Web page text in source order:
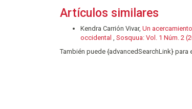
Artículos similares
Kendra Carrión Vivar, Un
occidental , Sosquua: Vol. 1 Núm. 2
También puede {advancedSearchLink} para